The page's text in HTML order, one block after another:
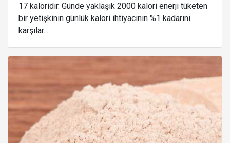
17 kaloridir. Günde yaklaşık 2000 kalori enerji tüketen
bir yetişkinin günlük kalori ihtiyacının %1 kadarını
karşılar...